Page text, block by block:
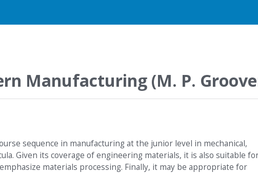
Manufacturing (M. P.
sequence in manufacturing at the junior level in mechanical,
Given its coverage of engineering materials, it is also suitable
materials processing. Finally, it may be appropriate for